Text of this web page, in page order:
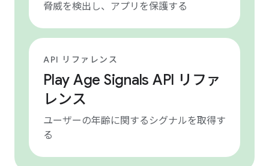
脅威を検出し、アプリを保護する
API リファレンス
Play Age Signals API リファ
レンス
ユーザーの年齢に関するシグナルを取得す
る